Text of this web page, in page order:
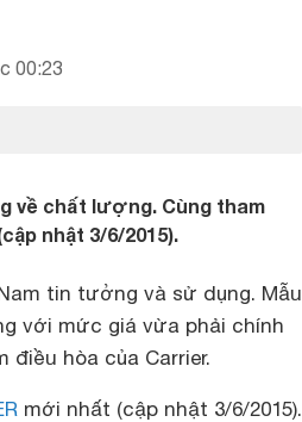
00:23
về chất lượng. Cùng tham
nhật 3/6/2015).
tin tưởng và sử dụng. Mẫu
với mức giá vừa phải chính
hòa của Carrier.
mới nhất (cập nhật 3/6/2015).